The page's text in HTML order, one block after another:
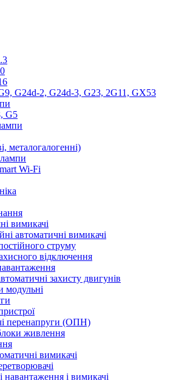
G24d-2, G24d-3, G23, 2G11, GX53
G5
металогалогенні)
лампи
Wi-Fi
вимикачі
автоматичні вимикачі
струму
відключення
захисту двигунів
модульні
перенапруги (ОПН)
живлення
вимикачі
навантаження і вимикачі